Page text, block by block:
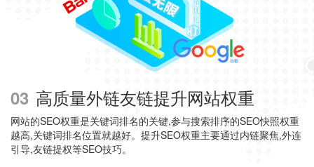
03 高质量外链友链提升网站权重
网站的SEO权重是关键词排名的关键,参与搜索排序的SEO快照权重
越高,关键词排名位置就越好。提升SEO权重主要通过内链聚焦,外连
引导,友链提权等SEO技巧。